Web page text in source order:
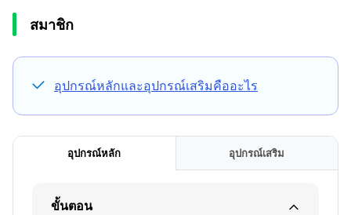
สมาชิก
อุปกรณ์หลักและอุปกรณ์เสริมคืออะไร
อุปกรณ์หลัก อุปกรณ์เสริม
ขั้นตอน